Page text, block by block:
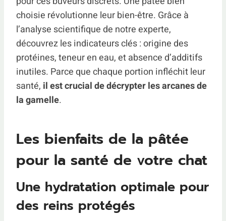
choisie révolutionne leur bien-être. Grâce à
l’analyse scientifique de notre experte,
découvrez les indicateurs clés : origine des
protéines, teneur en eau, et absence d’additifs
inutiles. Parce que chaque portion infléchit leur
santé, il est crucial de décrypter les arcanes de
la gamelle.
Les bienfaits de la pâtée
pour la santé de votre chat
Une hydratation optimale pour
des reins protégés